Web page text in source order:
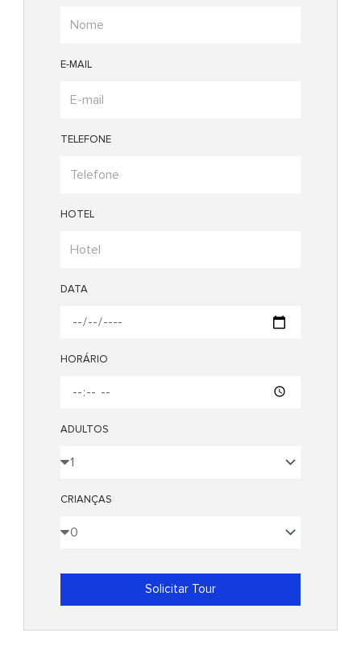
E-MAIL
TELEFONE
HOTEL
DATA
HORÁRIO
ADULTOS
CRIANÇAS
Solicitar Tour